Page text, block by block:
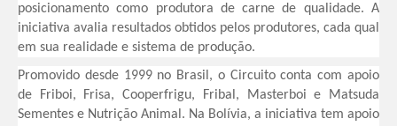
posicionamento como produtora de carne de qualidade. A
iniciativa avalia resultados obtidos pelos produtores, cada qual
em sua realidade e sistema de produção.
Promovido desde 1999 no Brasil, o Circuito conta com apoio
de Friboi, Frisa, Cooperfrigu, Fribal, Masterboi e Matsuda
Sementes e Nutrição Animal. Na Bolívia, a iniciativa tem apoio